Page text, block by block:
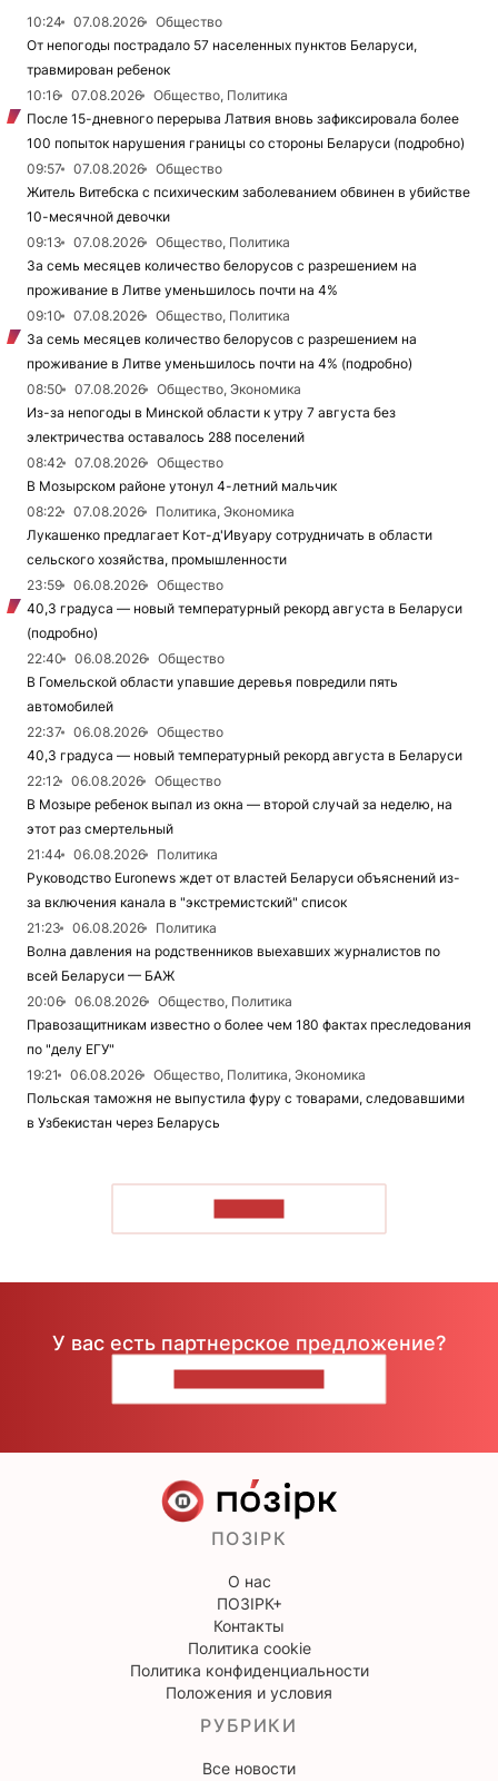
10:24 07.08.2026
Общество
От непогоды пострадало 57 населенных пунктов Беларуси,
травмирован ребенок
10:16
07.08.2026
Общество, Политика
После 15-дневного перерыва Латвия вновь зафиксировала более
100 попыток нарушения границы со стороны Беларуси (подробно)
09:57
07.08.2026
Общество
Житель Витебска с психическим заболеванием обвинен в убийстве
10-месячной девочки
09:13
07.08.2026
Общество, Политика
За семь месяцев количество белорусов с разрешением на
проживание в Литве уменьшилось почти на 4%
09:10
07.08.2026
Общество, Политика
За семь месяцев количество белорусов с разрешением на
проживание в Литве уменьшилось почти на 4% (подробно)
08:50
07.08.2026
Общество, Экономика
Из-за непогоды в Минской области к утру 7 августа без
электричества оставалось 288 поселений
08:42
07.08.2026
Общество
В Мозырском районе утонул 4-летний мальчик
08:22
07.08.2026
Политика, Экономика
Лукашенко предлагает Кот-д'Ивуару сотрудничать в области
сельского хозяйства, промышленности
23:59
06.08.2026
Общество
40,3 градуса — новый температурный рекорд августа в Беларуси
(подробно)
22:40
06.08.2026
Общество
В Гомельской области упавшие деревья повредили пять
автомобилей
22:37
06.08.2026
Общество
40,3 градуса — новый температурный рекорд августа в Беларуси
22:12
06.08.2026
Общество
В Мозыре ребенок выпал из окна — второй случай за неделю, на
этот раз смертельный
21:44
06.08.2026
Политика
Руководство Euronews ждет от властей Беларуси объяснений из-
за включения канала в "экстремистский" список
21:23
06.08.2026
Политика
Волна давления на родственников выехавших журналистов по
всей Беларуси — БАЖ
20:06
06.08.2026
Общество, Политика
Правозащитникам известно о более чем 180 фактах преследования
по "делу ЕГУ"
19:21
06.08.2026
Общество, Политика, Экономика
Польская таможня не выпустила фуру с товарами, следовавшими
в Узбекистан через Беларусь
У вас есть партнерское предложение?
ПОЗІРК
О нас
ПОЗІРК+
Контакты
Политика cookie
Политика конфиденциальности
Положения и условия
РУБРИКИ
Все новости